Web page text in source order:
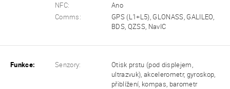
NFC:
Ano
Comms:
GPS (L1+L5), GLONASS, GALILEO,
BDS, QZSS, NavIC
Funkce: Senzory:
Otisk prstu (pod displejem,
ultrazvuk), akcelerometr, gyroskop,
přiblížení, kompas, barometr